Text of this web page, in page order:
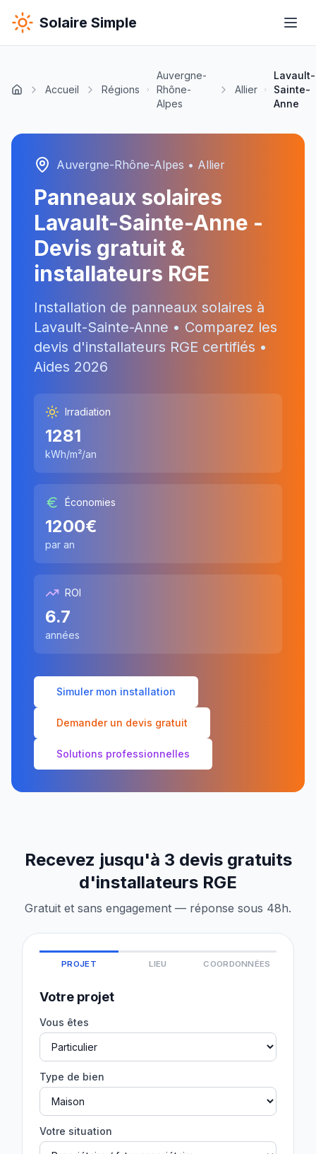
Solaire Simple
Accueil Régions
Auvergne-
Rhône-
Alpes
Allier
Lavault-
Sainte-
Anne
Auvergne-Rhône-Alpes • Allier
Panneaux solaires
Lavault-Sainte-Anne -
Devis gratuit &
installateurs RGE
Installation de panneaux solaires à
Lavault-Sainte-Anne • Comparez les
devis d'installateurs RGE certifiés •
Aides 2026
Irradiation
1281
kWh/m²/an
Économies
1200€
par an
ROI
6.7
années
Simuler mon installation
Demander un devis gratuit
Solutions professionnelles
Recevez jusqu'à 3 devis gratuits
d'installateurs RGE
Gratuit et sans engagement — réponse sous 48h.
PROJET LIEU COORDONNÉES
Votre projet
Vous êtes
Type de bien
Votre situation